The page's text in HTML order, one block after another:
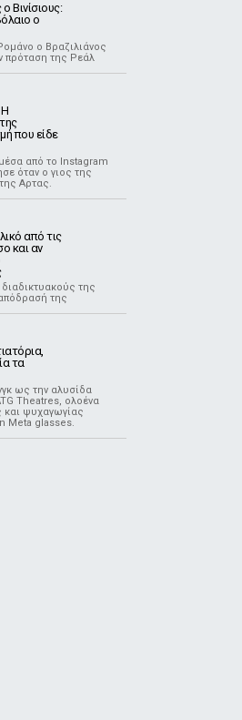
Βινίσιους:
ο
ο Βραζιλιάνος
πρόταση της Ρεάλ
που είδε
από το Instagram
όταν ο γιος της
Αρτας.
από τις
και αν
της
της
τα
ως την αλυσίδα
Theatres, ολοένα
και ψυχαγωγίας
Meta glasses.